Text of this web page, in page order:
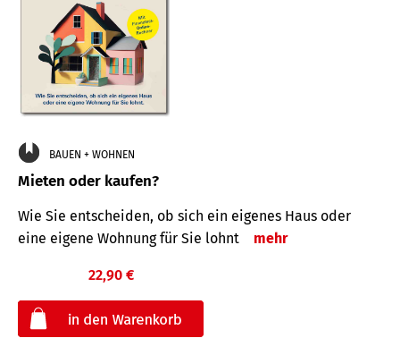
BAUEN + WOHNEN
Mieten oder kaufen?
Wie Sie entscheiden, ob sich ein eigenes Haus oder
eine eigene Wohnung für Sie lohnt
mehr
22,90 €